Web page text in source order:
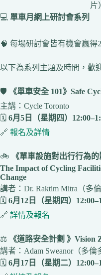
片
💻 單車月網上研討會系列
🧠 每場研討會皆有機會贏得
以下為系列主題及時間，歡
🛡️
《單車安全 101》Safe
主講：Cycle Toronto
🗓️ 6月5日（星期四）
🔗 報名及詳情
🚲
《單車設施對出行行為的
The Impact of Cycling
Change
講者：Dr. Raktim Mitra（多
🗓️ 6月12日（星期四）
🔗 詳情及報名
⚖️
《道路安全計劃 》Vision
講者：Adam Sweanor（多倫
🗓️ 6月17日（星期二）